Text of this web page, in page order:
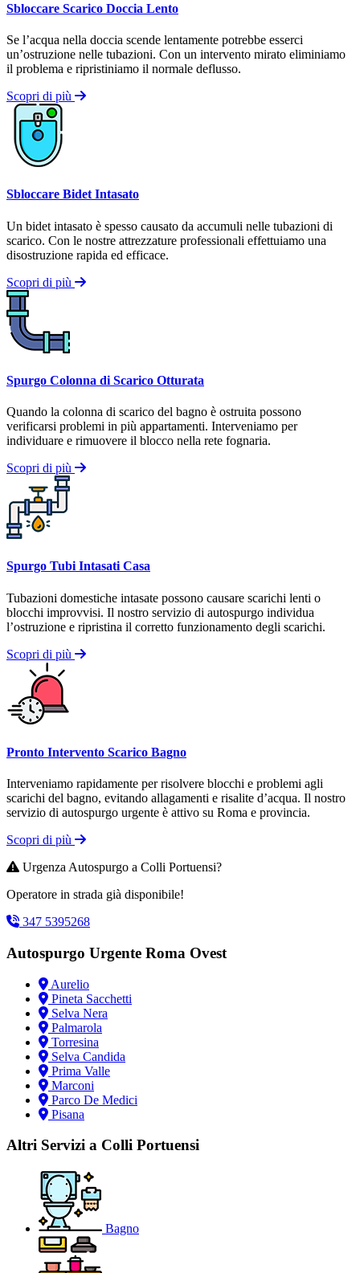
Sbloccare Scarico Doccia Lento
Se l’acqua nella doccia scende lentamente potrebbe esserci
un’ostruzione nelle tubazioni. Con un intervento mirato eliminiamo
il problema e ripristiniamo il normale deflusso.
Scopri di più
Sbloccare Bidet Intasato
Un bidet intasato è spesso causato da accumuli nelle tubazioni di
scarico. Con le nostre attrezzature professionali effettuiamo una
disostruzione rapida ed efficace.
Scopri di più
Spurgo Colonna di Scarico Otturata
Quando la colonna di scarico del bagno è ostruita possono
verificarsi problemi in più appartamenti. Interveniamo per
individuare e rimuovere il blocco nella rete fognaria.
Scopri di più
Spurgo Tubi Intasati Casa
Tubazioni domestiche intasate possono causare scarichi lenti o
blocchi improvvisi. Il nostro servizio di autospurgo individua
l’ostruzione e ripristina il corretto funzionamento degli scarichi.
Scopri di più
Pronto Intervento Scarico Bagno
Interveniamo rapidamente per risolvere blocchi e problemi agli
scarichi del bagno, evitando allagamenti e risalite d’acqua. Il nostro
servizio di autospurgo urgente è attivo su Roma e provincia.
Scopri di più
Urgenza Autospurgo a Colli Portuensi?
Operatore in strada già disponibile!
347 5395268
Autospurgo Urgente Roma Ovest
Aurelio
Pineta Sacchetti
Selva Nera
Palmarola
Torresina
Selva Candida
Prima Valle
Marconi
Parco De Medici
Pisana
Altri Servizi a Colli Portuensi
Bagno